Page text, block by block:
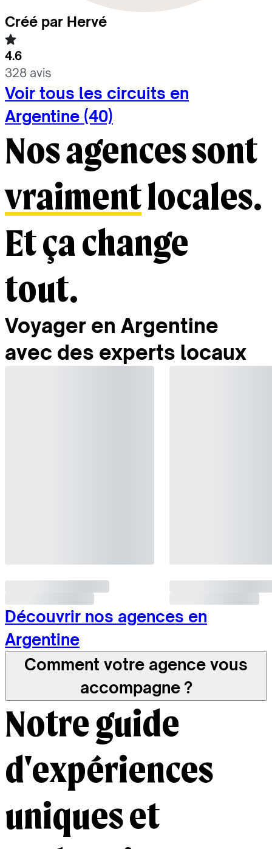
Créé par Hervé
4.6
328 avis
Voir tous les circuits en
Argentine (40)
Nos agences sont
vraimentlocales.
Et ça change
tout.
Voyager en Argentine
avec des experts locaux
Découvrir nos agences en
Argentine
Comment votre agence vous
accompagne ?
Notre guide
d'expériences
uniques et